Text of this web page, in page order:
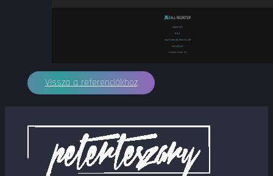
Vissza a referenciákhoz